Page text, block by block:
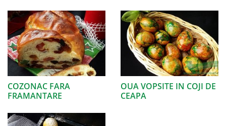
COZONAC FARA
FRAMANTARE
OUA VOPSITE IN COJI DE
CEAPA